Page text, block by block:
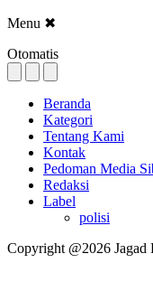
Menu ✖
Otomatis
Beranda
Kategori
Tentang Kami
Kontak
Pedoman Media
Redaksi
Label
polisi
Copyright @2026 Jagad